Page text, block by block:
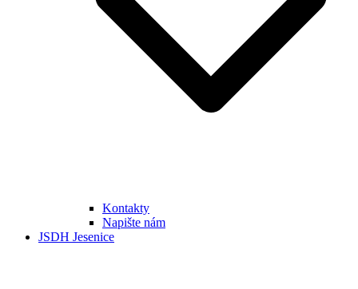
Kontakty
Napište nám
JSDH Jesenice